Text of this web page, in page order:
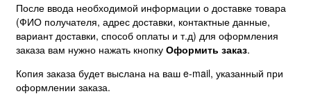
После ввода необходимой информации о доставке товара
(ФИО получателя, адрес доставки, контактные данные,
вариант доставки, способ оплаты и т.д) для оформления
заказа вам нужно нажать кнопку Оформить заказ.
Копия заказа будет выслана на ваш e-mail, указанный при
оформлении заказа.